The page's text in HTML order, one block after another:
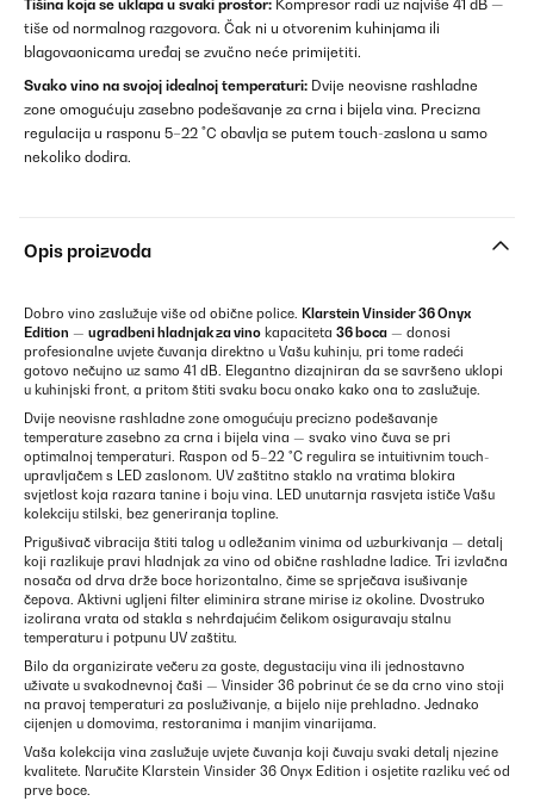
Tišina koja se uklapa u svaki prostor: Kompresor radi uz najviše 41 dB —
tiše od normalnog razgovora. Čak ni u otvorenim kuhinjama ili
blagovaonicama uređaj se zvučno neće primijetiti.
Svako vino na svojoj idealnoj temperaturi: Dvije neovisne rashladne
zone omogućuju zasebno podešavanje za crna i bijela vina. Precizna
regulacija u rasponu 5–22 °C obavlja se putem touch-zaslona u samo
nekoliko dodira.
Opis proizvoda
Dobro vino zaslužuje više od obične police. Klarstein Vinsider 36 Onyx
Edition — ugradbeni hladnjak za vino kapaciteta 36 boca — donosi
profesionalne uvjete čuvanja direktno u Vašu kuhinju, pri tome radeći
gotovo nečujno uz samo 41 dB. Elegantno dizajniran da se savršeno uklopi
u kuhinjski front, a pritom štiti svaku bocu onako kako ona to zaslužuje.
Dvije neovisne rashladne zone omogućuju precizno podešavanje
temperature zasebno za crna i bijela vina — svako vino čuva se pri
optimalnoj temperaturi. Raspon od 5–22 °C regulira se intuitivnim touch-
upravljačem s LED zaslonom. UV zaštitno staklo na vratima blokira
svjetlost koja razara tanine i boju vina. LED unutarnja rasvjeta ističe Vašu
kolekciju stilski, bez generiranja topline.
Prigušivač vibracija štiti talog u odležanim vinima od uzburkivanja — detalj
koji razlikuje pravi hladnjak za vino od obične rashladne ladice. Tri izvlačna
nosača od drva drže boce horizontalno, čime se sprječava isušivanje
čepova. Aktivni ugljeni filter eliminira strane mirise iz okoline. Dvostruko
izolirana vrata od stakla s nehrđajućim čelikom osiguravaju stalnu
temperaturu i potpunu UV zaštitu.
Bilo da organizirate večeru za goste, degustaciju vina ili jednostavno
uživate u svakodnevnoj čaši — Vinsider 36 pobrinut će se da crno vino stoji
na pravoj temperaturi za posluživanje, a bijelo nije prehladno. Jednako
cijenjen u domovima, restoranima i manjim vinarijama.
Vaša kolekcija vina zaslužuje uvjete čuvanja koji čuvaju svaki detalj njezine
kvalitete. Naručite Klarstein Vinsider 36 Onyx Edition i osjetite razliku već od
prve boce.